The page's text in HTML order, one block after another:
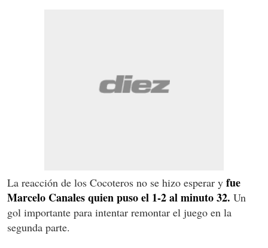
La reacción de los Cocoteros no se hizo esperar y fue
Marcelo Canales quien puso el 1-2 al minuto 32. Un
gol importante para intentar remontar el juego en la
segunda parte.